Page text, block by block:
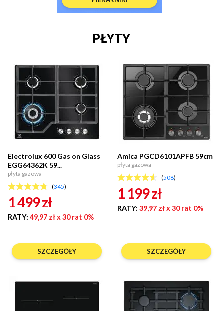
PŁYTY
Electrolux 600 Gas on Glass
EGG64362K 59...
płyta gazowa
(345)
1 499zł
RATY: 49,97 złx 30 rat 0%
SZCZEGÓŁY
Amica PGCD6101APFB 59cm
płyta gazowa
(508)
1 199zł
RATY: 39,97 złx 30 rat 0%
SZCZEGÓŁY